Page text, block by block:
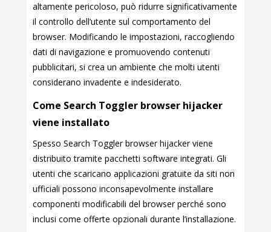
altamente pericoloso, può ridurre significativamente
il controllo dell’utente sul comportamento del
browser. Modificando le impostazioni, raccogliendo
dati di navigazione e promuovendo contenuti
pubblicitari, si crea un ambiente che molti utenti
considerano invadente e indesiderato.
Come Search Toggler browser hijacker
viene installato
Spesso Search Toggler browser hijacker viene
distribuito tramite pacchetti software integrati. Gli
utenti che scaricano applicazioni gratuite da siti non
ufficiali possono inconsapevolmente installare
componenti modificabili del browser perché sono
inclusi come offerte opzionali durante l’installazione.